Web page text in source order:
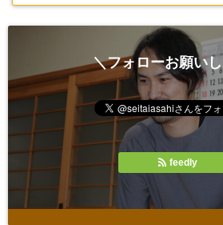
＼フォローお願い
feedly